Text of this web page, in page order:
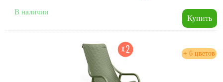
В наличии
+ 6 цветов